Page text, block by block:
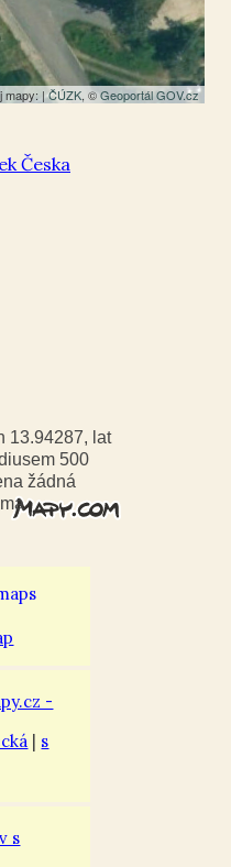
mapy: |ČÚZK, ©Geoportál GOV.cz
Česka
13.94287, lat
500
žádná
-
| s
s